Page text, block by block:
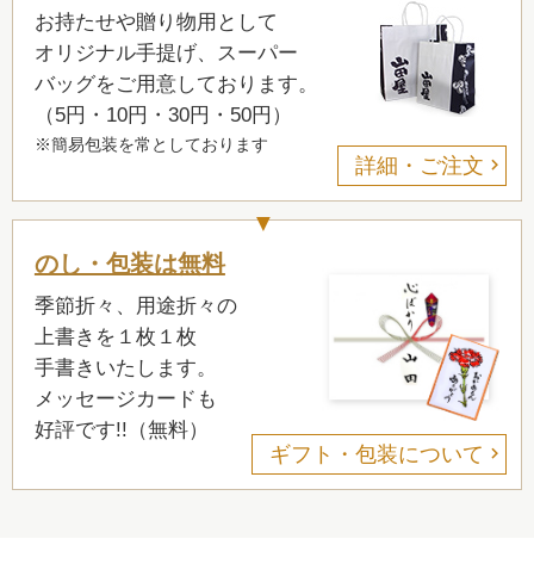
お持たせや贈り物用として
オリジナル手提げ、スーパー
バッグをご用意しております。
（5円・10円・30円・50円）
※簡易包装を常としております
詳細・ご注文
のし・包装は無料
季節折々、用途折々の
上書きを１枚１枚
手書きいたします。
メッセージカードも
好評です!!（無料）
ギフト・包装について